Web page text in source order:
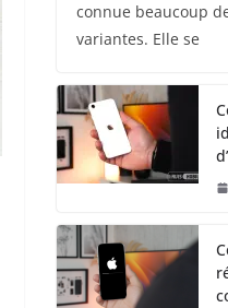
connue beaucoup
variantes. Elle se